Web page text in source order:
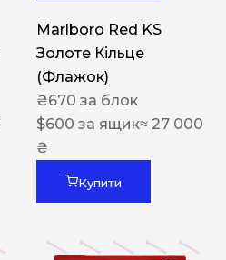
Marlboro Red KS
Золоте Кільце
(Флажок)
₴670 за блок
$600 за ящик≈ 27 000
₴
Купити